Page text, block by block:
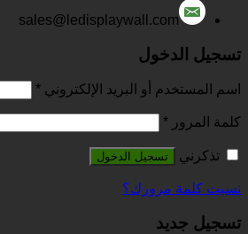
sales@ledisplaywall.com
تسجيل الدخول
اسم المستخدم أو البريد الإلكتروني *
كلمة المرور *
تذكرني تسجيل الدخول
نسيت كلمة مرورك؟
تسجيل جديد